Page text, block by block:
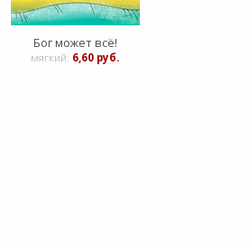
Бог может всё!
мягкий: 6,60 руб.